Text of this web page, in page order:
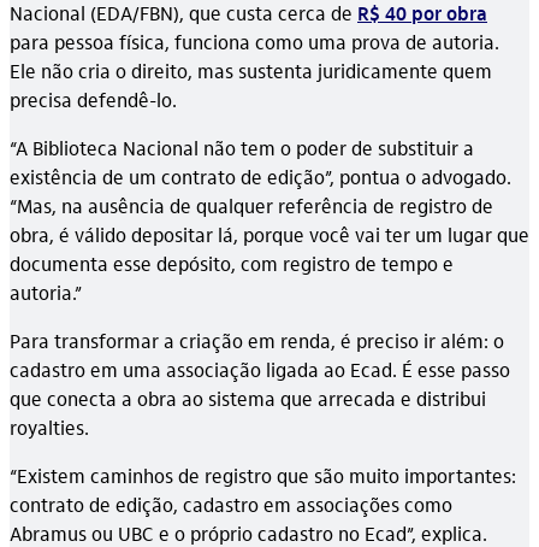
Nacional (EDA/FBN), que custa cerca de R$ 40 por obra
para pessoa física, funciona como uma prova de autoria.
Ele não cria o direito, mas sustenta juridicamente quem
precisa defendê-lo.
“A Biblioteca Nacional não tem o poder de substituir a
existência de um contrato de edição”, pontua o advogado.
“Mas, na ausência de qualquer referência de registro de
obra, é válido depositar lá, porque você vai ter um lugar que
documenta esse depósito, com registro de tempo e
autoria.”
Para transformar a criação em renda, é preciso ir além: o
cadastro em uma associação ligada ao Ecad. É esse passo
que conecta a obra ao sistema que arrecada e distribui
royalties.
“Existem caminhos de registro que são muito importantes:
contrato de edição, cadastro em associações como
Abramus ou UBC e o próprio cadastro no Ecad”, explica.